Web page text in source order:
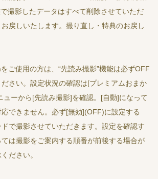
撮影したデータはすべて削除させていただ
戻しいたします。撮り直し・特典のお戻し
ご使用の方は、“先読み撮影”機能は必ずOFF
さい。設定状況の確認は[プレミアムおまか
ューから[先読み撮影]を確認。[自動]になって
できません。必ず[無効](OFF)に設定する
で撮影させていただきます。設定を確認す
は撮影をご案内する順番が前後する場合が
ださい。